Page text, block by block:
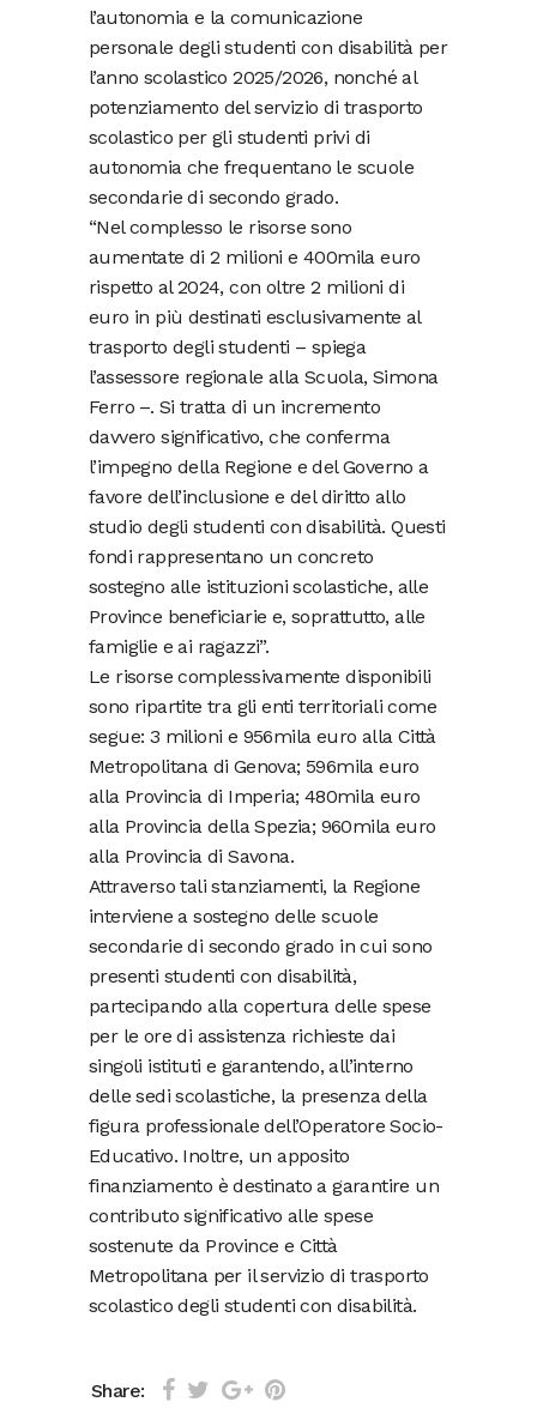
l’autonomia e la comunicazione
personale degli studenti con disabilità per
l’anno scolastico 2025/2026, nonché al
potenziamento del servizio di trasporto
scolastico per gli studenti privi di
autonomia che frequentano le scuole
secondarie di secondo grado.
“Nel complesso le risorse sono
aumentate di 2 milioni e 400mila euro
rispetto al 2024, con oltre 2 milioni di
euro in più destinati esclusivamente al
trasporto degli studenti – spiega
l’assessore regionale alla Scuola, Simona
Ferro –. Si tratta di un incremento
davvero significativo, che conferma
l’impegno della Regione e del Governo a
favore dell’inclusione e del diritto allo
studio degli studenti con disabilità. Questi
fondi rappresentano un concreto
sostegno alle istituzioni scolastiche, alle
Province beneficiarie e, soprattutto, alle
famiglie e ai ragazzi”.
Le risorse complessivamente disponibili
sono ripartite tra gli enti territoriali come
segue: 3 milioni e 956mila euro alla Città
Metropolitana di Genova; 596mila euro
alla Provincia di Imperia; 480mila euro
alla Provincia della Spezia; 960mila euro
alla Provincia di Savona.
Attraverso tali stanziamenti, la Regione
interviene a sostegno delle scuole
secondarie di secondo grado in cui sono
presenti studenti con disabilità,
partecipando alla copertura delle spese
per le ore di assistenza richieste dai
singoli istituti e garantendo, all’interno
delle sedi scolastiche, la presenza della
figura professionale dell’Operatore Socio-
Educativo. Inoltre, un apposito
finanziamento è destinato a garantire un
contributo significativo alle spese
sostenute da Province e Città
Metropolitana per il servizio di trasporto
scolastico degli studenti con disabilità.
Share: